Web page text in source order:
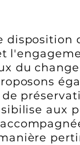
disposition
du
aux